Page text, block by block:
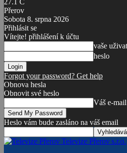
27.1
C
Přerov
Sobota 8. srpna 2026
Přihlásit se
Vítejte! přihlášení k účtu
vaše
heslo
Forgot your password? Get help
Obnova hesla
Obnovit své heslo
Váš e-mail
Heslo vám bude zasláno na váš email
Televize Přerov s.r.o.